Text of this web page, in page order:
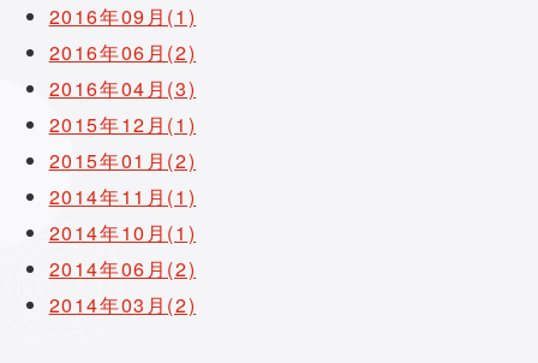
2016年09月(1)
2016年06月(2)
2016年04月(3)
2015年12月(1)
2015年01月(2)
2014年11月(1)
2014年10月(1)
2014年06月(2)
2014年03月(2)